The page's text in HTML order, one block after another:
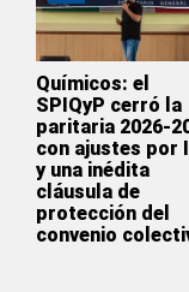
Químicos: el
SPIQyP cerró la
paritaria 2026-
con ajustes por
y una inédita
cláusula de
protección del
convenio